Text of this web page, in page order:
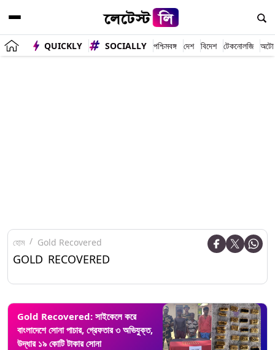
QUICKLY SOCIALLY পশ্চিমবঙ্গ দেশ বিদেশ টেকনোলজি অটো
হোম Gold Recovered
GOLD RECOVERED
Gold Recovered: সাইকেলে করে
বাংলাদেশে সোনা পাচার, গ্রেফতার ৩ অভিযুক্ত,
উদ্ধার ১৯ কোটি টাকার সোনা